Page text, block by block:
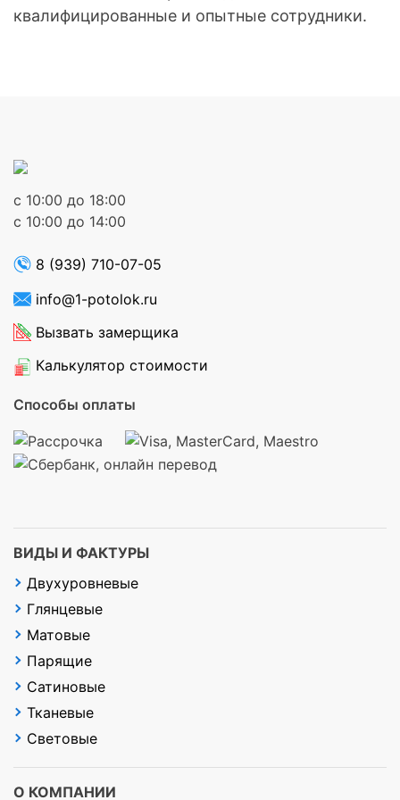
месте, как на чертеже. Затем приступают к
квалифицированные и опытные сотрудники.
с 10:00 до 18:00
с 10:00 до 14:00
8 (939) 710-07-05
info@1-potolok.ru
Вызвать замерщика
Калькулятор стоимости
Способы оплаты
ВИДЫ И ФАКТУРЫ
Двухуровневые
Глянцевые
Матовые
Парящие
Сатиновые
Тканевые
Световые
О КОМПАНИИ